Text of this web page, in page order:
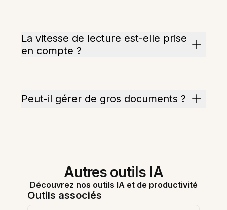
La vitesse de lecture est-elle prise
en compte ?
Peut-il gérer de gros documents ?
Autres outils IA
Découvrez nos outils IA et de productivité
Outils associés